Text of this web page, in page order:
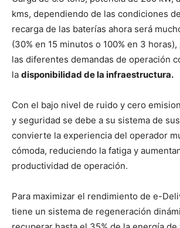
kms, dependiendo de las condiciones
recarga de las baterías ahora será
(30% en 15 minutos o 100% en 3
las diferentes demandas de operación
la disponibilidad de la infraestructura.
Con el bajo nivel de ruido y cero
y seguridad se debe a su sistema de
convierte la experiencia del operador
cómoda, reduciendo la fatiga y
productividad de operación.
Para maximizar el rendimiento de e-
tiene un sistema de regeneración